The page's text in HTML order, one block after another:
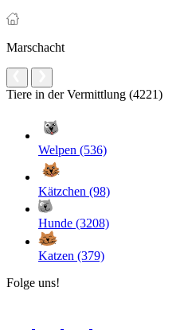
Marschacht
Tiere in der Vermittlung (4221)
Welpen (536)
Kätzchen (98)
Hunde (3208)
Katzen (379)
Folge uns!